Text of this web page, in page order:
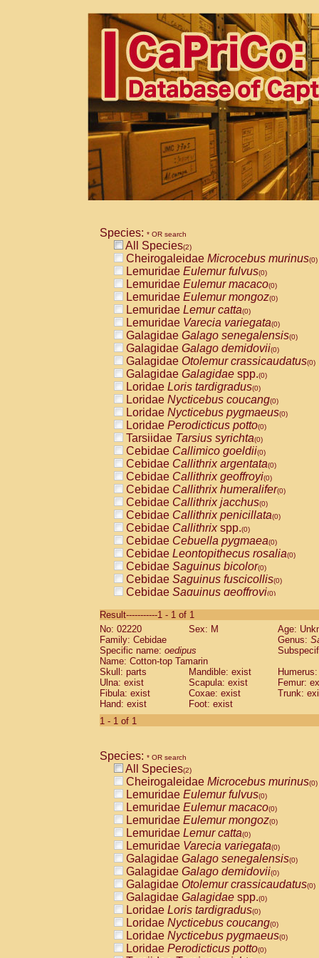
Species: * OR search
All Species(2)
Cheirogaleidae Microcebus murinus(0)
Lemuridae Eulemur fulvus(0)
Lemuridae Eulemur macaco(0)
Lemuridae Eulemur mongoz(0)
Lemuridae Lemur catta(0)
Lemuridae Varecia variegata(0)
Galagidae Galago senegalensis(0)
Galagidae Galago demidovii(0)
Galagidae Otolemur crassicaudatus(0)
Galagidae Galagidae spp.(0)
Loridae Loris tardigradus(0)
Loridae Nycticebus coucang(0)
Loridae Nycticebus pygmaeus(0)
Loridae Perodicticus potto(0)
Tarsiidae Tarsius syrichta(0)
Cebidae Callimico goeldii(0)
Cebidae Callithrix argentata(0)
Cebidae Callithrix geoffroyi(0)
Cebidae Callithrix humeralifer(0)
Cebidae Callithrix jacchus(0)
Cebidae Callithrix penicillata(0)
Cebidae Callithrixspp.(0)
Cebidae Cebuella pygmaea(0)
Cebidae Leontopithecus rosalia(0)
Cebidae Saguinus bicolor(0)
Cebidae Saguinus fuscicollis(0)
Cebidae Saguinus geoffroyi(0)
CebidaeSaguinus labiatus(0)
Cebidae Saguinus leucopus (0)
Cebidae
CebidaeSaguinus mystax
Cebidae Saguinus nigricollis (1)
Cebidae Saguinus oedipus
Cebidae Saguinus weddelli
Cebidae Saguinusspp.
Cebidae
CebidaeCebus capucinus
CebidaeCebus nigrivittatus
CebidaeCebus spp.(0)
CebidaeSaimiri boliviensis(0)
CebidaeSaimiri sciureus(0)
AtelidaeAlouatta caraya(0)
AtelidaeAlouatta fusca(0)
AtelidaeAlouatta seniculus(0)
AtelidaeAlouattaspp.(0)
AtelidaeAteles belzebuth(0)
AtelidaeAteles geoffroyi(0)
AtelidaeAteles paniscus(0)
AtelidaeAtelesspp.(0)
AtelidaeLagothrix lagothricha(0)
AtelidaeLagothrix lagothricha cana
PitheciidaeCacajao calvus
Result-----------1 - 1 of 1
No: 02220
Sex: M
Age:
Family: Cebidae
Genus:
Specific name: oedipus
Name: Cotton-top Tamarin
Skull: parts
Mandible: exist
Ulna: exist
Scapula: exist
Femur:
Fibula: exist
Coxae: exist
Trunk:
Hand: exist
Foot: exist
1 - 1 of 1
Species: * OR search
All Species(2)
Cheirogaleidae Microcebus murinus(0)
Lemuridae Eulemur fulvus(0)
Lemuridae Eulemur macaco(0)
Lemuridae Eulemur mongoz(0)
Lemuridae Lemur catta(0)
Lemuridae Varecia variegata(0)
Galagidae Galago senegalensis(0)
Galagidae Galago demidovii(0)
Galagidae Otolemur crassicaudatus(0)
Galagidae Galagidae spp.(0)
Loridae Loris tardigradus(0)
Loridae Nycticebus coucang(0)
Loridae Nycticebus pygmaeus(0)
Loridae Perodicticus potto(0)